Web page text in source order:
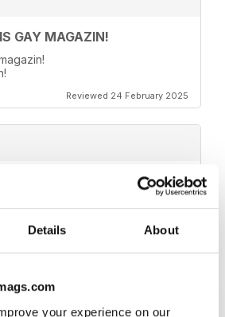
Details About
your experience on our
GAY MAGAZIN!
Reviewed 24 February 2025
Reviewed 24 July 2019
SPEAKERS